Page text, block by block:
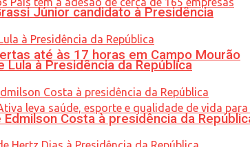
até às 17 horas em Campo Mourão
Júnior candidato à Presidência
à Presidência da República
Costa à presidência da